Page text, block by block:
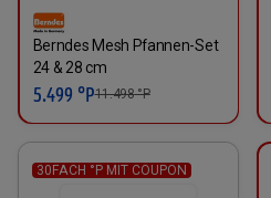
Berndes Mesh Pfannen-Set
24 & 28 cm
5.499 °P11.498°P
30FACH °P MIT COUPON